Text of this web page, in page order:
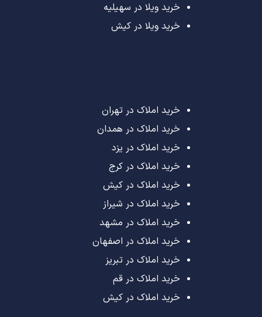
خرید ویلا در سهیلیه
خرید ویلا در کیش
خرید املاک در تهران
خرید املاک در همدان
خرید املاک در یزد
خرید املاک در کرج
خرید املاک در کیش
خرید املاک در شیراز
خرید املاک در مشهد
خرید املاک در اصفهان
خرید املاک در تبریز
خرید املاک در قم
خرید املاک در کیش